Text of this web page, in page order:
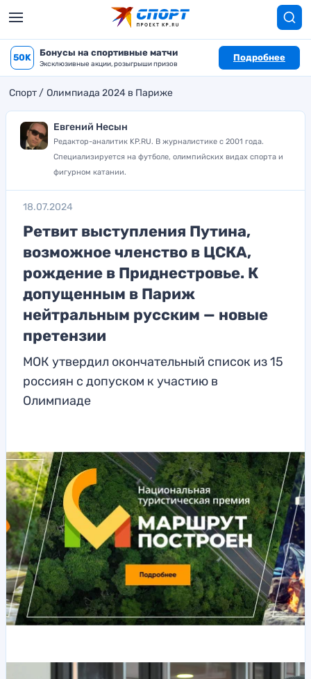
50K Бонусы на спортивные матчи
Эксклюзивные акции, розыгрыши призов
Подробнее
Спорт Олимпиада 2024 в Париже
Евгений Несын
Редактор-аналитик KP.RU. В журналистике с 2001 года.
Специализируется на футболе, олимпийских видах спорта и
фигурном катании.
18.07.2024
Ретвит выступления Путина,
возможное членство в ЦСКА,
рождение в Приднестровье. К
допущенным в Париж
нейтральным русским — новые
претензии
МОК утвердил окончательный список из 15
россиян с допуском к участию в
Олимпиаде